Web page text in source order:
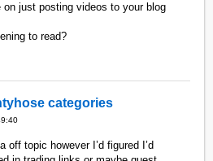
just posting videos to your blog
to read?
categories
off topic however I’d figured I’d